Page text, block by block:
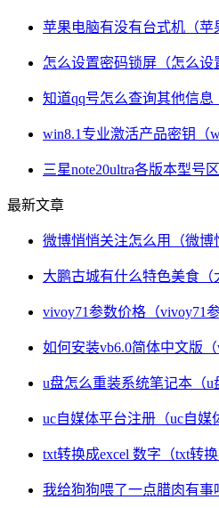
苹果电脑有没有台式机（苹
怎么设置密码锁屏（怎么设
知道qq号怎么查询其他信息
win8.1专业激活产品密钥（
三星note20ultra各版本型号
最新文章
微博悄悄关注怎么用（微博
大鹏古城有什么特色美食（
vivoy71参数价格（vivoy71参
如何安装vb6.0简体中文版
u盘怎么重装系统笔记本（u
uc自媒体平台注册（uc自媒
txt转换成excel 数字（txt转换
我给狗狗喂了一点腊肉有事